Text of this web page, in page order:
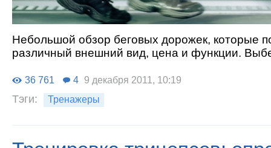
Небольшой обзор беговых дорожек, которые
различный внешний вид, цена и функции.
36 761 4 9 декабря 2011, 10:19
Тэги: Тренажеры